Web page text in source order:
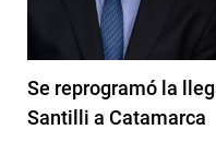
Se reprogramó la
Santilli a Catamarca